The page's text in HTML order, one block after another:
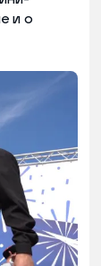
и о